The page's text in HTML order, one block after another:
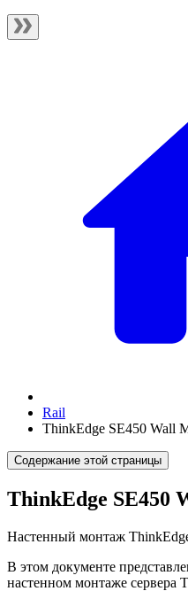
Rail
ThinkEdge SE450 Wall
Содержание этой страницы
ThinkEdge SE450
Настенный монтаж
В этом документе
настенном монтаже сервера